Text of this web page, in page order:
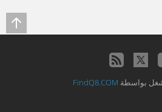
FindQ8.COM